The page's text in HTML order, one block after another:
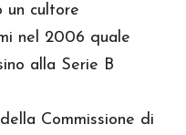
un cultore
nel 2006 quale
alla Serie B
Commissione di